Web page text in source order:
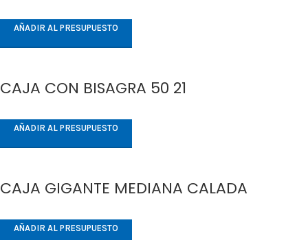
AÑADIR AL PRESUPUESTO
CAJA CON BISAGRA 50 21
AÑADIR AL PRESUPUESTO
CAJA GIGANTE MEDIANA CALADA
AÑADIR AL PRESUPUESTO